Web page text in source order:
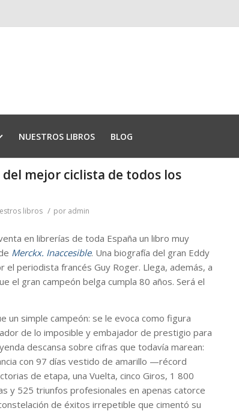
NUESTROS LIBROS BLOG
del mejor ciclista de todos los
libros / por admin
en librerías de toda España un libro muy
Merckx. Inaccesible. Una biografía del gran Eddy
el periodista francés Guy Roger. Llega, además, a
el gran campeón belga cumpla 80 años. Será el
un simple campeón: se le evoca como figura
de lo imposible y embajador de prestigio para
descansa sobre cifras que todavía marean:
con 97 días vestido de amarillo —récord
de etapa, una Vuelta, cinco Giros, 1 800
y 525 triunfos profesionales en apenas catorce
de éxitos irrepetible que cimentó su